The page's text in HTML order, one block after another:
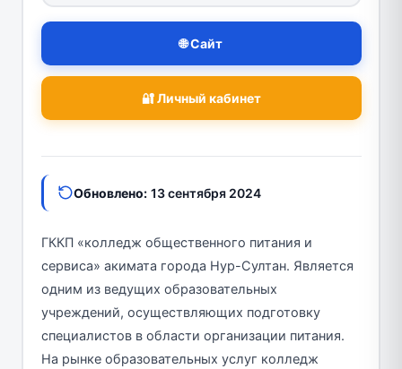
🌐 Сайт
🔐 Личный кабинет
Обновлено: 13 сентября 2024
ГККП «колледж общественного питания и
сервиса» акимата города Нур-Султан. Является
одним из ведущих образовательных
учреждений, осуществляющих подготовку
специалистов в области организации питания.
На рынке образовательных услуг колледж